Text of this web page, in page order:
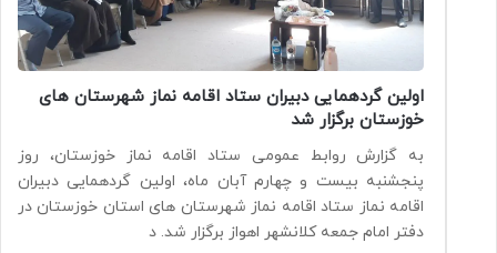
اولین گردهمایی دبیران ستاد اقامه نماز شهرستان های
خوزستان برگزار شد
به گزارش روابط عمومی ستاد اقامه نماز خوزستان، روز
پنجشنبه بیست و چهارم آبان ماه، اولین گردهمایی دبیران
اقامه نماز ستاد اقامه نماز شهرستان های استان خوزستان در
دفتر امام جمعه کلانشهر اهواز برگزار شد. د